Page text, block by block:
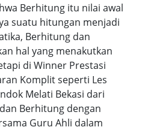
Berhitung itu nilai awal
suatu hitungan menjadi
Berhitung dan
hal yang menakutkan
di Winner Prestasi
Komplit seperti Les
Melati Bekasi dari
Berhitung dengan
Guru Ahli dalam